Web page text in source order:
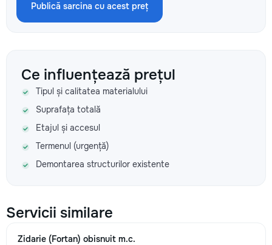
Publică sarcina cu acest preț
Ce influențează prețul
Tipul și calitatea materialului
Suprafața totală
Etajul și accesul
Termenul (urgență)
Demontarea structurilor existente
Servicii similare
Zidarie (Fortan) obisnuit m.c.